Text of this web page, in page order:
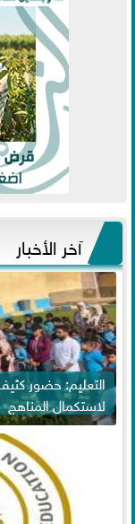
آخر الأخبار
التعليم: حضور
لاستكمال المناهج